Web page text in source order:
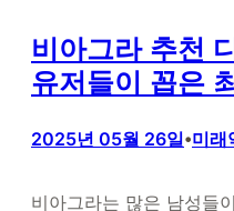
비아그라 추천
유저들이 꼽은
2025년 05월 26일•미래
비아그라는 많은 남성들